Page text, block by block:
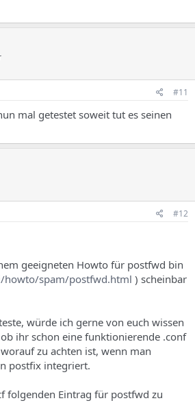
#11
mal getestet soweit tut es seinen
#12
geeigneten Howto für postfwd bin
howto/spam/postfwd.html ) scheinbar
würde ich gerne von euch wissen
ihr schon eine funktionierende .conf
zu achten ist, wenn man
postfix integriert.
folgenden Eintrag für postfwd zu